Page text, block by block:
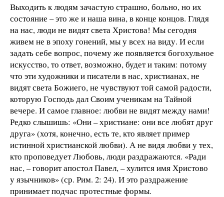
Выходить к людям зачастую страшно, больно, но их
состояние – это же и наша вина, в конце концов. Глядя
на нас, люди не видят света Христова! Мы сегодня
живем не в эпоху гонений, мы у всех на виду. И если
задать себе вопрос, почему же появляется богохульное
искусство, то ответ, возможно, будет и таким: потому
что эти художники и писатели в нас, христианах, не
видят света Божиего, не чувствуют той самой радости,
которую Господь дал Своим ученикам на Тайной
вечере. И самое главное: любви не видят между нами!
Редко слышишь: «Они – христиане: они все любят друг
друга» (хотя, конечно, есть те, кто являет пример
истинной христианской любви). А не видя любви у тех,
кто проповедует Любовь, люди раздражаются. «Ради
нас, – говорит апостол Павел, – хулится имя Христово
у язычников» (ср. Рим. 2: 24). И это раздражение
принимает подчас протестные формы.